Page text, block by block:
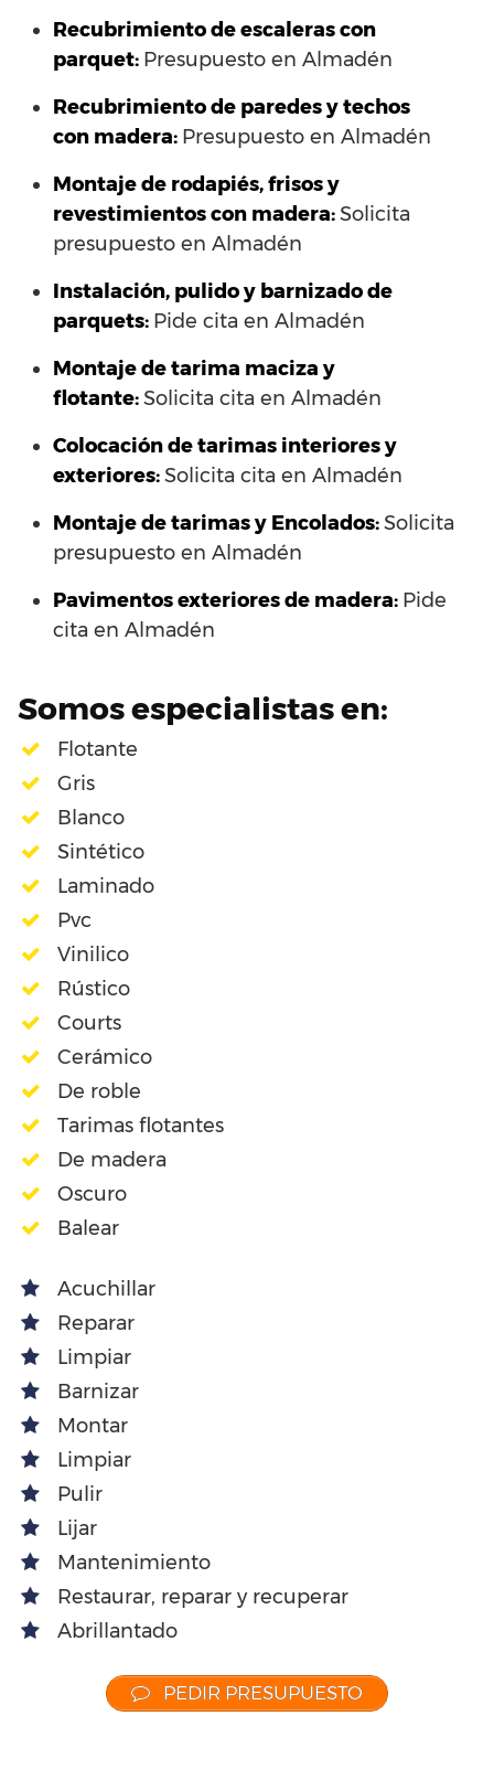
Recubrimiento de escaleras con
parquet: Presupuesto en Almadén
Recubrimiento de paredes y techos
con madera: Presupuesto en Almadén
Montaje de rodapiés, frisos y
revestimientos con madera:Solicita
presupuesto en Almadén
Instalación, pulido y barnizado de
parquets: Pide cita en Almadén
Montaje de tarima maciza y
flotante:Solicita cita en Almadén
Colocación de tarimas interiores y
exteriores:Solicita cita en Almadén
Montaje de tarimas y Encolados:Solicita
presupuesto en Almadén
Pavimentos exteriores de madera: Pide
cita en Almadén
Somos especialistas en:
Flotante
Gris
Blanco
Sintético
Laminado
Pvc
Vinilico
Rústico
Courts
Cerámico
De roble
Tarimas flotantes
De madera
Oscuro
Balear
Acuchillar
Reparar
Limpiar
Barnizar
Montar
Limpiar
Pulir
Lijar
Mantenimiento
Restaurar, reparar y recuperar
Abrillantado
PEDIR PRESUPUESTO